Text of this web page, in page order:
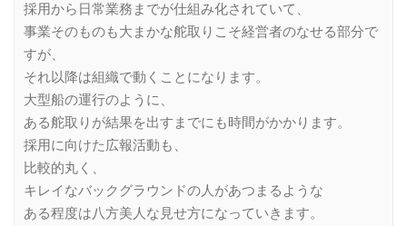
採用から日常業務までが仕組み化されていて、
事業そのものも大まかな舵取りこそ経営者のなせる部分で
すが、
それ以降は組織で動くことになります。
大型船の運行のように、
ある舵取りが結果を出すまでにも時間がかかります。
採用に向けた広報活動も、
比較的丸く、
キレイなバックグラウンドの人があつまるような
ある程度は八方美人な見せ方になっていきます。